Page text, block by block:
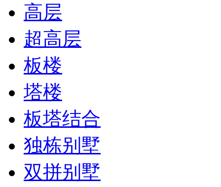
高层
超高层
板楼
塔楼
板塔结合
独栋别墅
双拼别墅